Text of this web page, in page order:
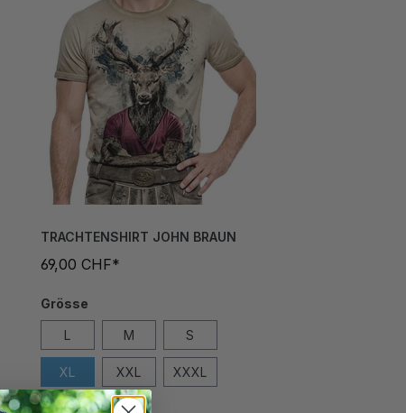
TRACHTENSHIRT JOHN BRAUN
69,00 CHF*
Grösse
L M S
XL XXL XXXL